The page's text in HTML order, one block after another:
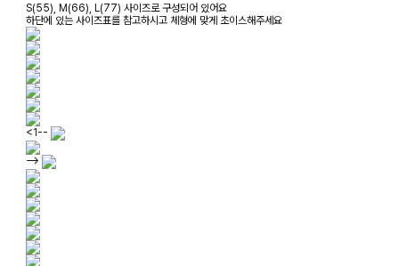
S(55), M(66), L(77) 사이즈로 구성되어 있어요
하단에 있는 사이즈표를 참고하시고 체형에 맞게 초이스해주세요
<1--
-->